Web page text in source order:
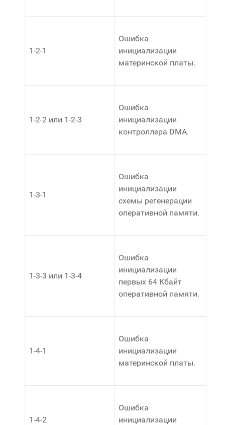
1-2-1
Ошибка
инициализации
материнской платы.
1-2-2 или 1-2-3
Ошибка
инициализации
контроллера DMA.
1-3-1
Ошибка
инициализации
схемы регенерации
оперативной памяти.
1-3-3 или 1-3-4
Ошибка
инициализации
первых 64 Кбайт
оперативной памяти.
1-4-1
Ошибка
инициализации
материнской платы.
1-4-2
Ошибка
инициализации